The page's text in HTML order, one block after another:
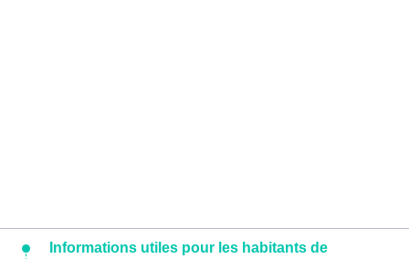
Informations utiles pour les habitants de